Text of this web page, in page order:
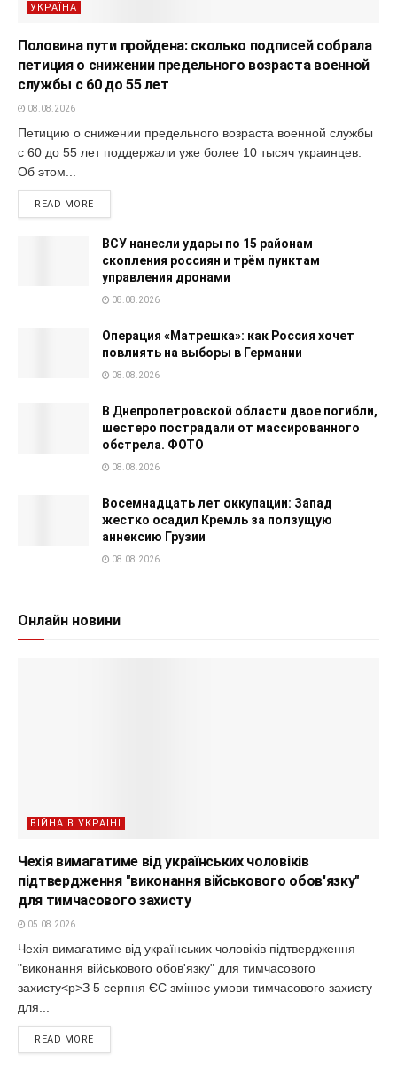
УКРАЇНА
Половина пути пройдена: сколько подписей собрала
петиция о снижении предельного возраста военной
службы с 60 до 55 лет
08.08.2026
Петицию о снижении предельного возраста военной службы
с 60 до 55 лет поддержали уже более 10 тысяч украинцев.
Об этом...
READ MORE
ВСУ нанесли удары по 15 районам
скопления россиян и трём пунктам
управления дронами
08.08.2026
Операция «Матрешка»: как Россия хочет
повлиять на выборы в Германии
08.08.2026
В Днепропетровской области двое погибли,
шестеро пострадали от массированного
обстрела. ФОТО
08.08.2026
Восемнадцать лет оккупации: Запад
жестко осадил Кремль за ползущую
аннексию Грузии
08.08.2026
Онлайн новини
ВІЙНА В УКРАЇНІ
Чехія вимагатиме від українських чоловіків
підтвердження "виконання військового обов'язку"
для тимчасового захисту
05.08.2026
Чехія вимагатиме від українських чоловіків підтвердження
"виконання військового обов'язку" для тимчасового
захисту<p>З 5 серпня ЄС змінює умови тимчасового захисту
для...
READ MORE